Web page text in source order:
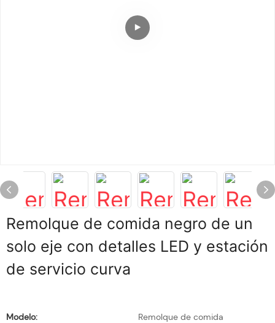
Remolque de comida negro de un
solo eje con detalles LED y estación
de servicio curva
Modelo:
Remolque de comida